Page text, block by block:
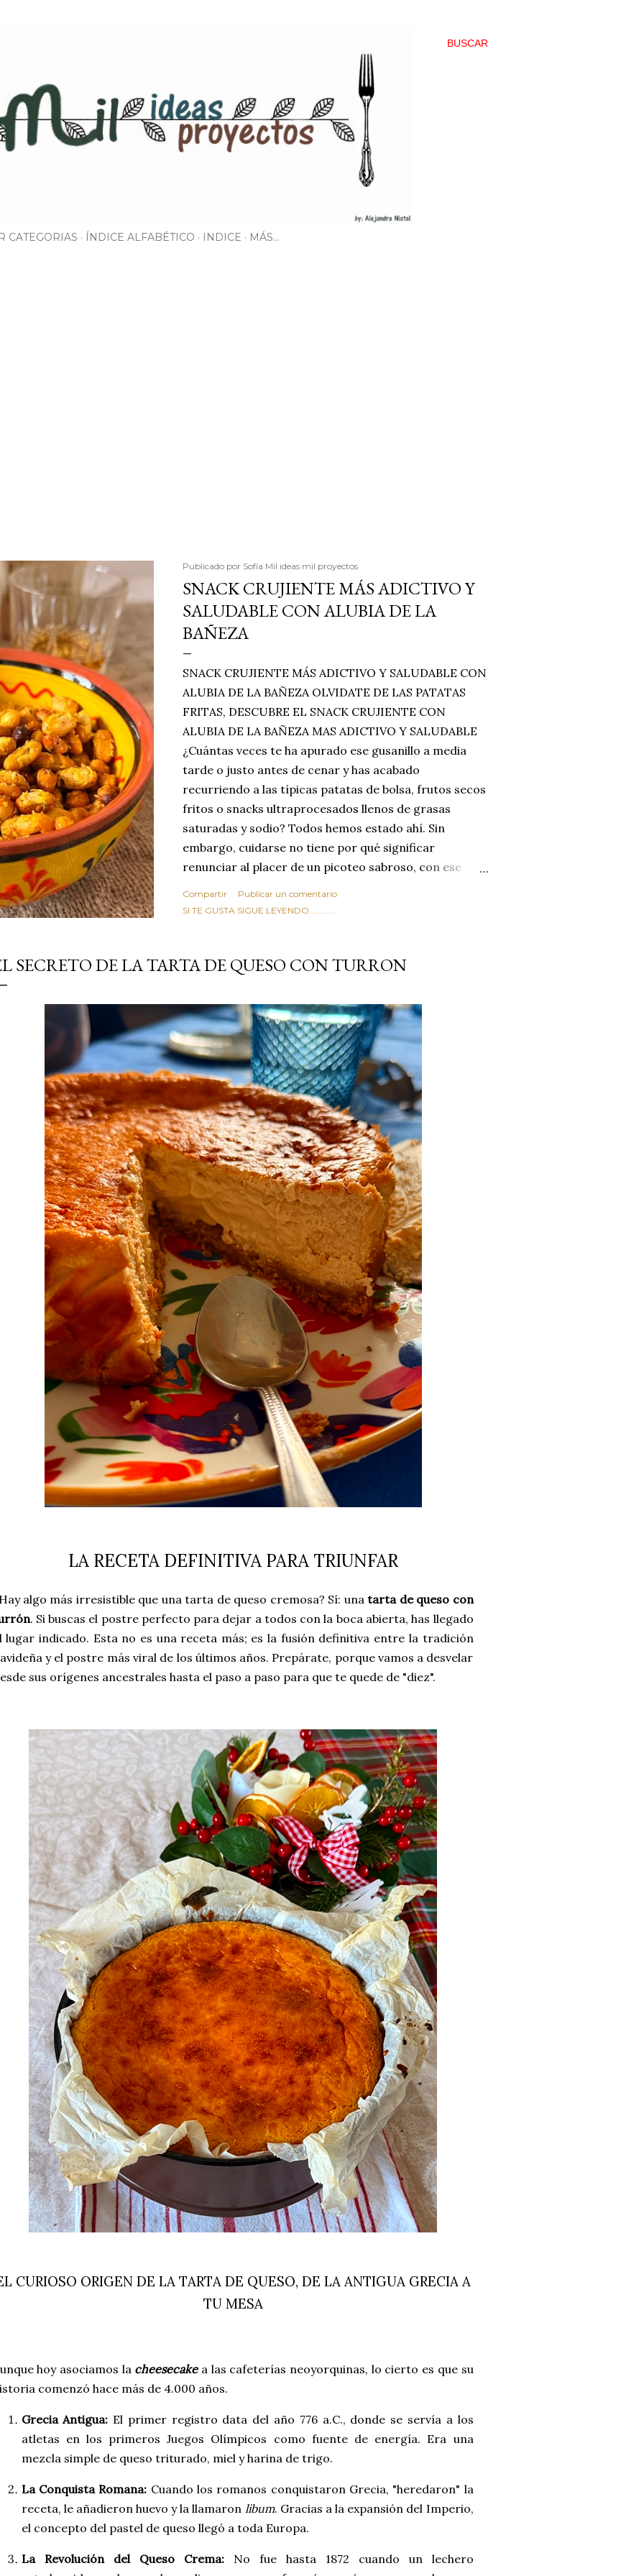
BUSCAR
CATEGORIAS ÍNDICE ALFABÉTICO INDICE MÁS…
Publicado por Sofía Mil ideas mil proyectos
SNACK CRUJIENTE MÁS ADICTIVO Y
SALUDABLE CON ALUBIA DE LA
BAÑEZA
SNACK CRUJIENTE MÁS ADICTIVO Y SALUDABLE CON
ALUBIA DE LA BAÑEZA OLVIDATE DE LAS PATATAS
FRITAS, DESCUBRE EL SNACK CRUJIENTE CON
ALUBIA DE LA BAÑEZA MAS ADICTIVO Y SALUDABLE
¿Cuántas veces te ha apurado ese gusanillo a media
tarde o justo antes de cenar y has acabado
recurriendo a las típicas patatas de bolsa, frutos secos
fritos o snacks ultraprocesados llenos de grasas
saturadas y sodio? Todos hemos estado ahí. Sin
embargo, cuidarse no tiene por qué significar
renunciar al placer de un picoteo sabroso, con ese
Estas alubias crujientes al horno van a cambiar por
tradicionales y copiosos de invierno. Con esta receta
ingrediente tan humilde como la alubia de La Bañeza
en un snack ligero, dorado, cargado de proteína y
100% natural. Es el sustituto perfecto a los frutos se...
Compartir
Publicar un comentario
SI TE GUSTA SIGUE LEYENDO............
SECRETO DE LA TARTA DE QUESO CON TURRON
LA RECETA DEFINITIVA PARA TRIUNFAR
algo más irresistible que una tarta de queso cremosa? Sí: unatarta de queso con
. Si buscas el postre perfecto para dejar a todos con la boca abierta, has llegado
lugar indicado. Esta no es una receta más; es la fusión definitiva entre la tradición
y el postre más viral de los últimos años. Prepárate, porque vamos a desvelar
sus orígenes ancestrales hasta el paso a paso para que te quede de "diez".
CURIOSO ORIGEN DE LA TARTA DE QUESO, DE LA ANTIGUA GRECIA A
TU MESA
hoy asociamos la cheesecakea las cafeterías neoyorquinas, lo cierto es que su
comenzó hace más de 4.000 años.
Grecia Antigua: El primer registro data del año 776 a.C., donde se servía a los
atletas en los primeros Juegos Olímpicos como fuente de energía. Era una
mezcla simple de queso triturado, miel y harina de trigo.
La Conquista Romana: Cuando los romanos conquistaron Grecia, "heredaron" la
receta, le añadieron huevo y la llamaron libum. Gracias a la expansión del Imperio,
el concepto del pastel de queso llegó a toda Europa.
La Revolución del Queso Crema:No fue hasta 1872 cuando un lechero